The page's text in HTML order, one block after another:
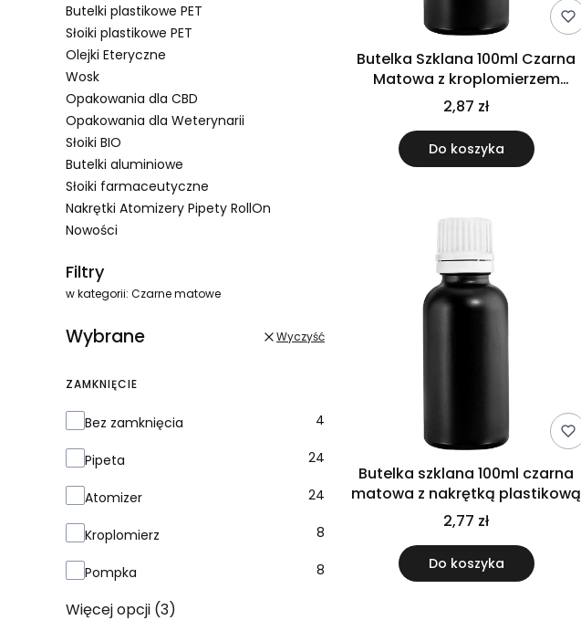
Butelki plastikowe PET
Słoiki plastikowe PET
Olejki Eteryczne
Wosk
Opakowania dla CBD
Opakowania dla Weterynarii
Słoiki BIO
Butelki aluminiowe
Słoiki farmaceutyczne
Nakrętki Atomizery Pipety RollOn
Nowości
Filtry
w kategorii: Czarne matowe
Wybrane Wyczyść
ZAMKNIĘCIE
Zamknięcie
Bez zamknięcia 4
Pipeta 24
Atomizer 24
Kroplomierz 8
Pompka 8
Więcej opcji (3)
Butelka Szklana 100ml Czarna
Matowa z kroplomierzem
czarnym
2,87 zł
Do koszyka
Butelka szklana 100ml czarna
matowa z nakrętką plastikową
2,77 zł
Do koszyka